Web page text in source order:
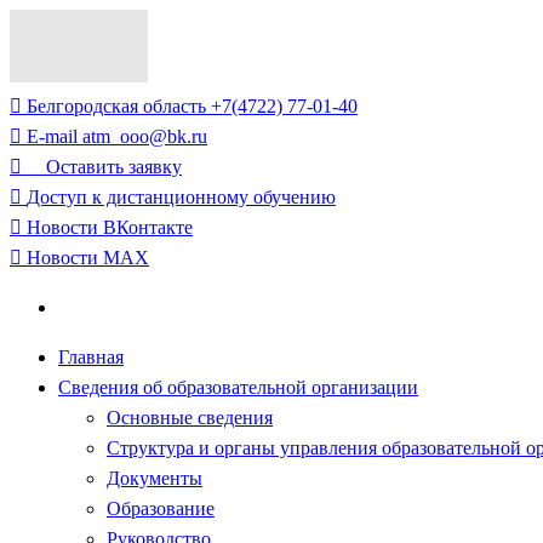
Белгородская область +7(4722) 77-01-40
E-mail atm_ooo@bk.ru
Оставить заявку
Доступ к дистанционному обучению
Новости ВКонтакте
Новости MAX
Главная
Сведения об образовательной организации
Основные сведения
Структура и органы управления образовательной
Документы
Образование
Руководство